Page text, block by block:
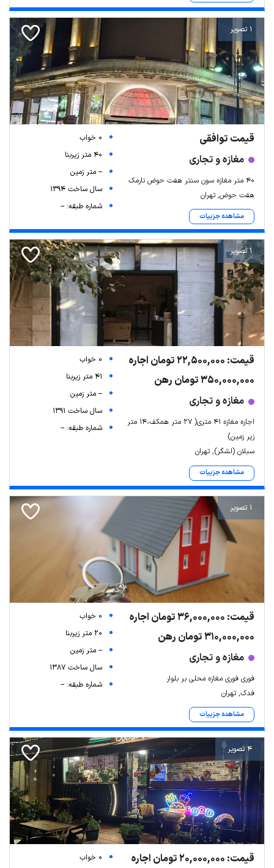
1 تصویر
قیمت توافقی
مغازه و تجاری
۴۰ متر مغازه سون سنتر هفت حوض نارمک
هفت حوض, تهران
مشاهده جزییات
0 خواب
40 متر زیربنا
-- متر زمین
سال ساخت 1394
شماره طبقه: --
1 تصویر
قیمت: 22,500,000 تومان اجاره
350,000,000 تومان رهن
مغازه و تجاری
اجاره مغازه ۴۱ متری( ۲۷ متر همکف،۱۴ متر
زیر زمین)
سبلان (لشگر), تهران
مشاهده جزییات
0 خواب
41 متر زیربنا
-- متر زمین
سال ساخت 1391
شماره طبقه: --
1 تصویر
قیمت: 36,000,000 تومان اجاره
310,000,000 تومان رهن
مغازه و تجاری
فوری فوری مغازه محلی بر بلوار
فدک, تهران
مشاهده جزییات
0 خواب
20 متر زیربنا
-- متر زمین
سال ساخت 1387
شماره طبقه: --
4 تصویر
قیمت: 20,000,000 تومان اجاره
0 خواب